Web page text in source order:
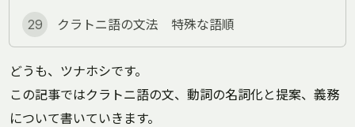
29 クラトニ語の文法 特殊な語順
どうも、ツナホシです。
この記事ではクラトニ語の文、動詞の名詞化と提案、義務
について書いていきます。